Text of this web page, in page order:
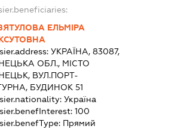
ЕЛЬМІРА
УКРАЇНА, 83087,
ОБЛ., МІСТО
ВУЛ.ПОРТ-
БУДИНОК 51
Україна
100
Прямий